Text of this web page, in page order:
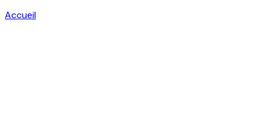
Accueil